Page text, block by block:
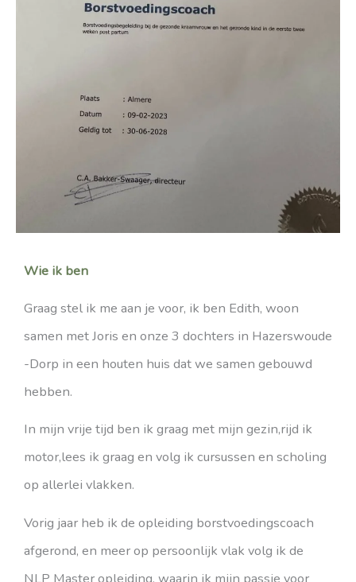
Wie ik ben
Graag stel ik me aan je voor, ik ben Edith, woon
samen met Joris en onze 3 dochters in Hazerswoude
-Dorp in een houten huis dat we samen gebouwd
hebben.
In mijn vrije tijd ben ik graag met mijn gezin,rijd ik
motor,lees ik graag en volg ik cursussen en scholing
op allerlei vlakken.
Vorig jaar heb ik de opleiding borstvoedingscoach
afgerond, en meer op persoonlijk vlak volg ik de
NLP Master opleiding, waarin ik mijn passie voor